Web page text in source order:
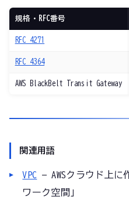
規格・RFC番号
RFC 4271
RFC 4364
AWS BlackBelt Transit Gateway
関連用語
VPC — AWSクラウド上
ワーク空間」